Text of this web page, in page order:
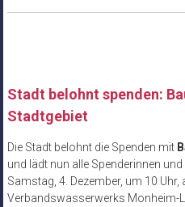
Stadt belohnt spenden:
Stadtgebiet
Die Stadt belohnt die Spenden mit
und lädt nun alle Spenderinnen
Samstag, 4. Dezember, um 10 Uhr,
Verbandswasserwerks Monheim-